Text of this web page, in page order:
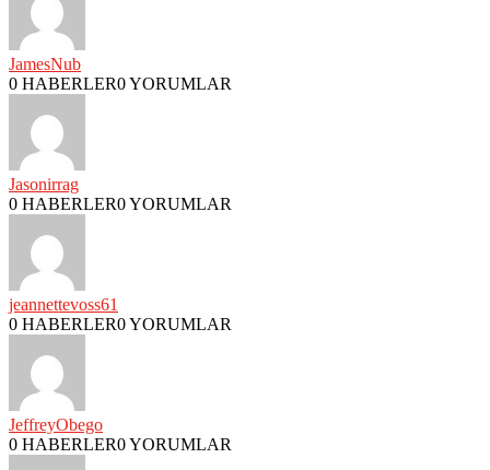
JamesNub
0 HABERLER0 YORUMLAR
Jasonirrag
0 HABERLER0 YORUMLAR
jeannettevoss61
0 HABERLER0 YORUMLAR
JeffreyObego
0 HABERLER0 YORUMLAR